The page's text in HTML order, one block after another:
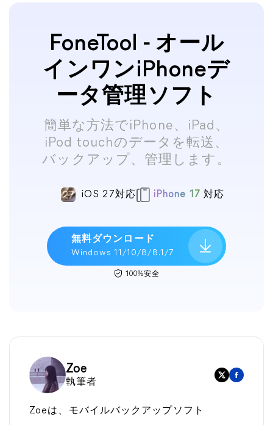
FoneTool - オール
インワンiPhoneデ
ータ管理ソフト
簡単な方法でiPhone、iPad、
iPod touchのデータを転送、
バックアップ、管理します。
iOS 27対応 iPhone 17 対応
無料ダウンロード
Windows 11/10/8/8.1/7
100%安全
Zoe
執筆者
Zoeは、モバイルバックアップソフト